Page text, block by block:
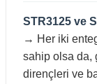
STR3125 ve
→ Her iki
sahip olsa da,
dirençleri ve